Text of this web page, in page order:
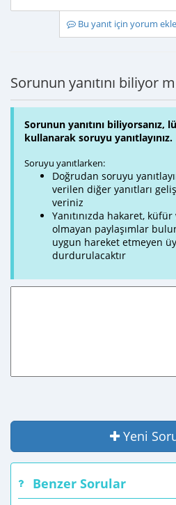
Bu yanıt için yorum
Sorunun yanıtını biliyor
Sorunun yanıtını biliyorsanız,
kullanarak soruyu yanıtlayınız.
Soruyu yanıtlarken:
Doğrudan soruyu
verilen diğer yanıtları
veriniz
Yanıtınızda hakaret,
olmayan paylaşımlar
uygun hareket etmeyen
durdurulacaktır
Yeni
Benzer Sorular